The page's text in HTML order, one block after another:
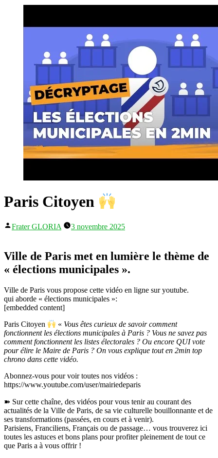
Paris Citoyen
Publié
Frater GLORIA 3 novembre 2025
Ville de Paris met en lumière le thème de
« élections municipales ».
Ville de Paris vous propose cette vidéo en ligne sur youtube.
qui aborde « élections municipales »:
[embedded content]
Paris Citoyen « Vous êtes curieux de savoir comment
fonctionnent les élections municipales à Paris ? Vous ne savez pas
comment fonctionnent les listes électorales ? Ou encore QUI vote
pour élire le Maire de Paris ? On vous explique tout en 2min top
chrono dans cette vidéo.
Abonnez-vous pour voir toutes nos vidéos :
https://www.youtube.com/user/mairiedeparis
➽ Sur cette chaîne, des vidéos pour vous tenir au courant des
actualités de la Ville de Paris, de sa vie culturelle bouillonnante et de
ses transformations (passées, en cours et à venir).
Parisiens, Franciliens, Français ou de passage… vous trouverez ici
toutes les astuces et bons plans pour profiter pleinement de tout ce
que Paris a à vous offrir !